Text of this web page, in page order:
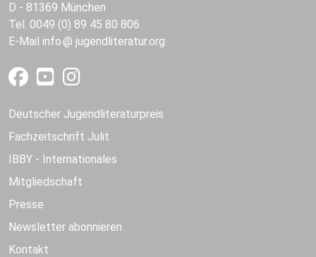
D - 81369 München
Tel. 0049 (0) 89 45 80 806
E-Mail info jugendliteratur.org
Deutscher Jugendliteraturpreis
Fachzeitschrift Julit
IBBY - Internationales
Mitgliedschaft
Presse
Newsletter abonnieren
Kontakt